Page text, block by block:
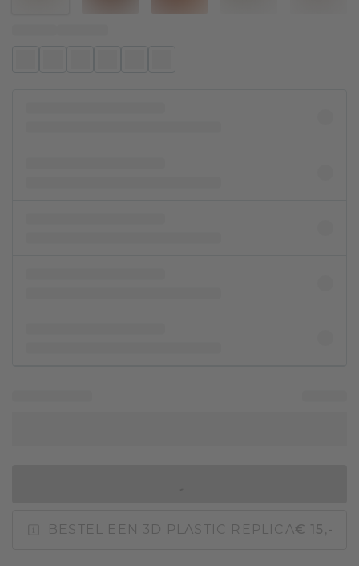
BESTEL EEN 3D PLASTIC REPLICA€ 15,-